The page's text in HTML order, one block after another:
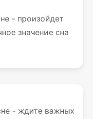
- произойдет
значение сна
- ждите важных